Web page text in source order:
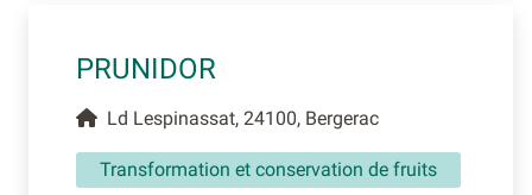
PRUNIDOR
Ld Lespinassat, 24100, Bergerac
Transformation et conservation de fruits